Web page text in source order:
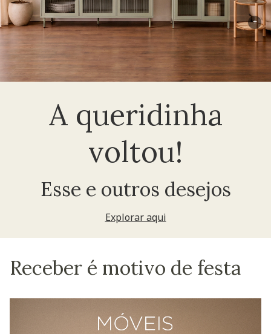
A queridinha
voltou!
Esse e outros desejos
Explorar aqui
+
Receber é motivo de festa